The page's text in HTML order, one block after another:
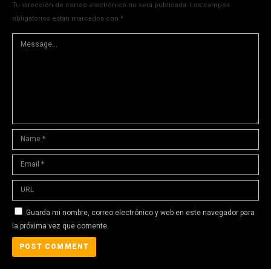
Tu dirección de correo electrónico no será publicada. Los campos
obligatorios están marcados con *
Guarda mi nombre, correo electrónico y web en este navegador para
la próxima vez que comente.